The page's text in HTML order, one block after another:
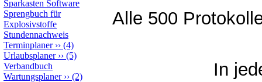
Sparkasten Software
Sprengbuch für
Explosivstoffe
Stundennachweis
Terminplaner›› (4)
Urlaubsplaner›› (5)
Verbandbuch
Wartungsplaner›› (2)
Alle 500
In